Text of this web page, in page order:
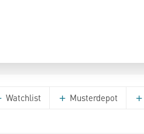
Watchlist Musterdepot